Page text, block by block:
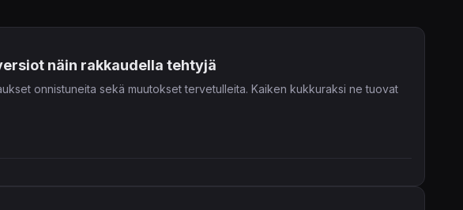
näin rakkaudella tehtyjä
onnistuneita sekä muutokset tervetulleita. Kaiken kukkuraksi ne tuovat